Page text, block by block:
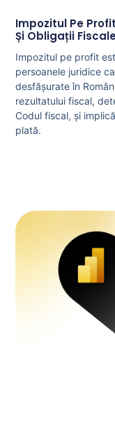
Impozitul Pe
Și Obligații
Impozitul pe profit
persoanele juridice
desfășurate în
rezultatului fiscal,
Codul fiscal, și
plată.